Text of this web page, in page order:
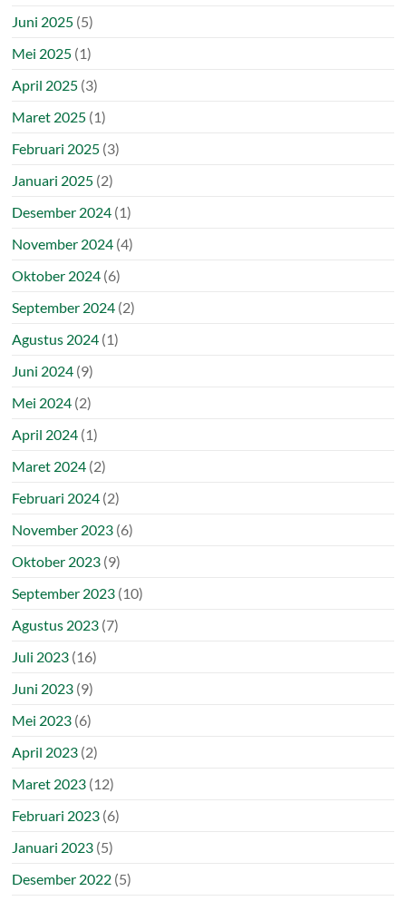
Juni 2025 (5)
Mei 2025 (1)
April 2025 (3)
Maret 2025 (1)
Februari 2025 (3)
Januari 2025 (2)
Desember 2024 (1)
November 2024 (4)
Oktober 2024 (6)
September 2024 (2)
Agustus 2024 (1)
Juni 2024 (9)
Mei 2024 (2)
April 2024 (1)
Maret 2024 (2)
Februari 2024 (2)
November 2023 (6)
Oktober 2023 (9)
September 2023 (10)
Agustus 2023 (7)
Juli 2023 (16)
Juni 2023 (9)
Mei 2023 (6)
April 2023 (2)
Maret 2023 (12)
Februari 2023 (6)
Januari 2023 (5)
Desember 2022 (5)